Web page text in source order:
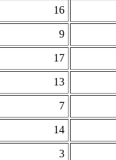
16
9
17
13
7
14
3